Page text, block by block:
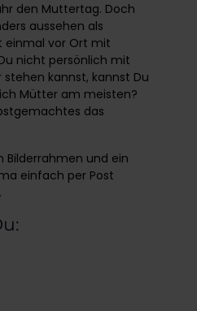
den Muttertag. Doch
aussehen als
einmal vor Ort mit
nicht persönlich mit
kannst, kannst Du
Mütter am meisten?
das
Bilderrahmen und ein
einfach per Post